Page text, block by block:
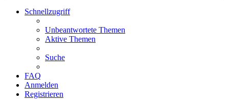
Schnellzugriff
Unbeantwortete Themen
Aktive Themen
Suche
FAQ
Anmelden
Registrieren